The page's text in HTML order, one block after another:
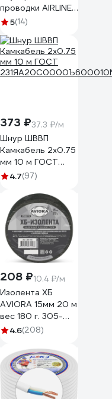
проводки AIRLINE
19 мм, 20 м,
основе
полиэстера
ADPT003
5(14)
373 ₽37.3 ₽/м
Шнур ШВВП
Камкабель 2x0.75
мм 10 м ГОСТ
231ЯA20C0000Ъ600010М
4.7(97)
208 ₽10.4 ₽/м
Изолента ХБ
AVIORA 15мм 20 м
вес 180 г. 305-
0654.6(208)